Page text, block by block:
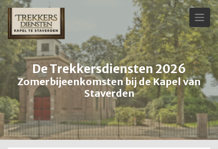
Skip
to
content
De Trekkersdiensten 2026
Zomerbijeenkomsten bij de Kapel van
Staverden